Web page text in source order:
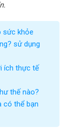
sức khỏe
sử dụng
ích thực tế
thế nào?
có thể bạn